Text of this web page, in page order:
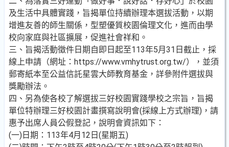
及生活中具體實踐，旨揭單位持續辦理本選拔活動，以期
增進友善的師生關係，型塑優質校園倫理文化，進而由學
校向家庭與社區擴展，促進社會祥和。
三、旨揭活動徵件日期自即日起至113年5月31日截止，採
線上申請（網址：https://www.vmhytrust.org.tw/），並須
郵寄紙本至公益信託星雲大師教育基金，詳參附件選拔與
獎勵辦法。
四、另為使各校了解選拔三好校園實踐學校之宗旨，旨揭
單位特辦理三好校園計畫撰寫說明會(採線上方式辦理)，請
惠予出席人員公假登記，說明會資訊如下：
(一)日期：113年4月12日(星期五)